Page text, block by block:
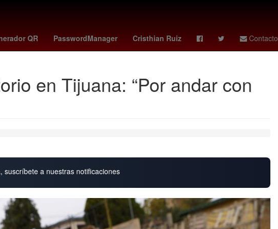
QR PasswordManager Cristhian Ruiz Contacto
pension bienestar calendario kirk toronto fede dorcaz NASA
en Tijuana: “Por andar con
suscríbete a nuestras notificaciones